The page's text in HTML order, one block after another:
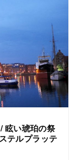
眩い琥珀の祭
テルプラッテ